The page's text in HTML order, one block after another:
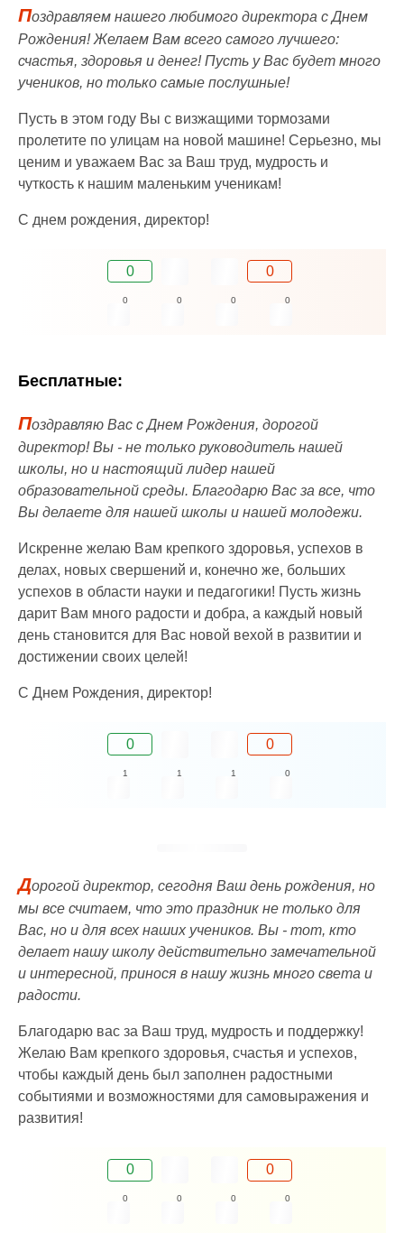
Поздравляем нашего любимого директора с Днем
Рождения! Желаем Вам всего самого лучшего:
счастья, здоровья и денег! Пусть у Вас будет много
учеников, но только самые послушные!
Пусть в этом году Вы с визжащими тормозами
пролетите по улицам на новой машине! Серьезно, мы
ценим и уважаем Вас за Ваш труд, мудрость и
чуткость к нашим маленьким ученикам!
С днем рождения, директор!
0 0
0 0 0 0
Бесплатные:
Поздравляю Вас с Днем Рождения, дорогой
директор! Вы - не только руководитель нашей
школы, но и настоящий лидер нашей
образовательной среды. Благодарю Вас за все, что
Вы делаете для нашей школы и нашей молодежи.
Искренне желаю Вам крепкого здоровья, успехов в
делах, новых свершений и, конечно же, больших
успехов в области науки и педагогики! Пусть жизнь
дарит Вам много радости и добра, а каждый новый
день становится для Вас новой вехой в развитии и
достижении своих целей!
С Днем Рождения, директор!
0 0
1 1 1 0
Дорогой директор, сегодня Ваш день рождения, но
мы все считаем, что это праздник не только для
Вас, но и для всех наших учеников. Вы - тот, кто
делает нашу школу действительно замечательной
и интересной, принося в нашу жизнь много света и
радости.
Благодарю вас за Ваш труд, мудрость и поддержку!
Желаю Вам крепкого здоровья, счастья и успехов,
чтобы каждый день был заполнен радостными
событиями и возможностями для самовыражения и
развития!
0 0
0 0 0 0